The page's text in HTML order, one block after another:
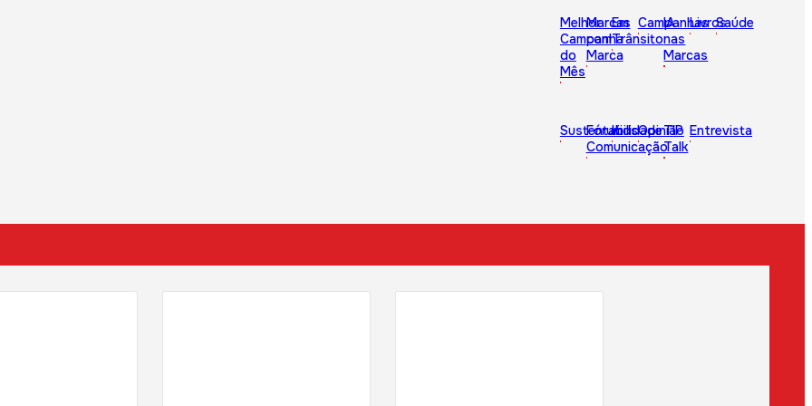
Melhor
Campanha
do
Mês
Marcas
com
Marca
Em
Trânsito
Campanhas
IA
nas
Marcas
LivrosSaúde
Sustentabilidade
Fórum
Comunicação
KidsOpinião
TIP
Talk
Entrevista